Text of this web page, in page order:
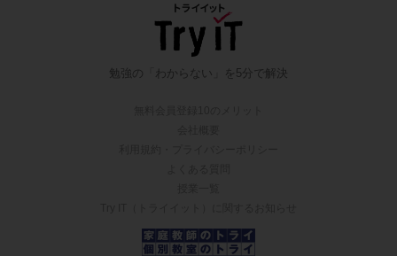
勉強の「わからない」を5分で解決